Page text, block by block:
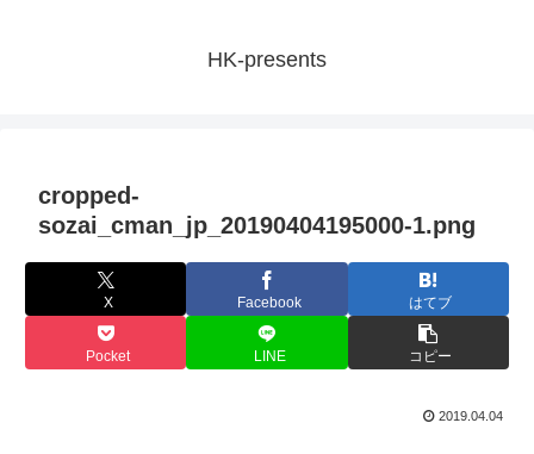
HK-presents
cropped-
sozai_cman_jp_20190404195000-1.png
X Facebook はてブ
Pocket LINE コピー
2019.04.04